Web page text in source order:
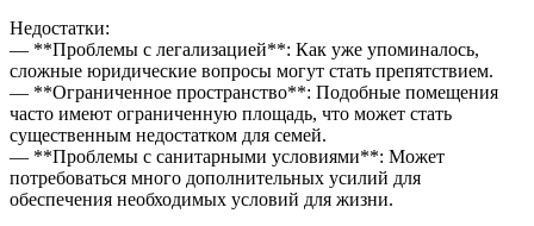
Недостатки:
— **Проблемы с легализацией**: Как уже упоминалось,
сложные юридические вопросы могут стать препятствием.
— **Ограниченное пространство**: Подобные помещения
часто имеют ограниченную площадь, что может стать
существенным недостатком для семей.
— **Проблемы с санитарными условиями**: Может
потребоваться много дополнительных усилий для
обеспечения необходимых условий для жизни.